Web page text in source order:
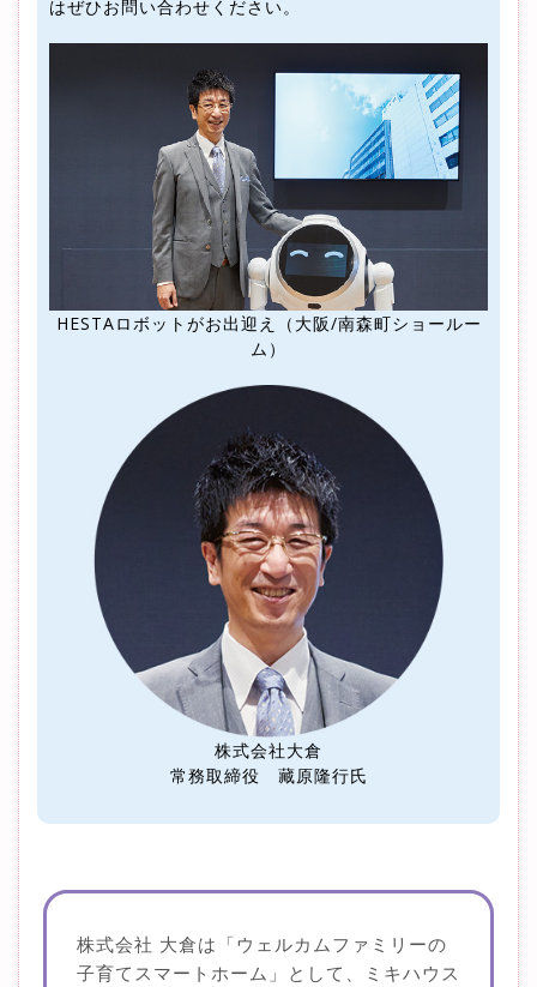
はぜひお問い合わせください。
HESTAロボットがお出迎え（大阪/南森町ショールー
ム）
株式会社大倉
常務取締役 藏原隆行氏
株式会社 大倉は「ウェルカムファミリーの
子育てスマートホーム」として、ミキハウス